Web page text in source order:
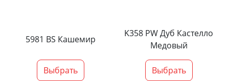
5981 BS Кашемир
Выбрать
K358 PW Дуб Кастелло
Медовый
Выбрать